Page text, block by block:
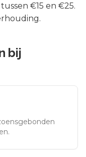
€15 en €25.
bij